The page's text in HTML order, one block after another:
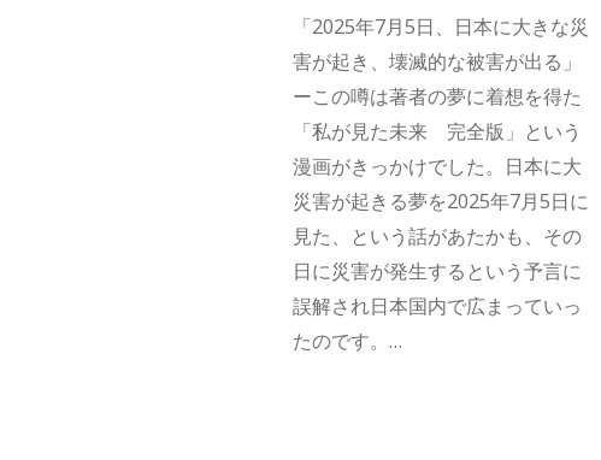
「2025年7月5日、日本に大きな災
害が起き、壊滅的な被害が出る」
ーこの噂は著者の夢に着想を得た
「私が見た未来　完全版」という
漫画がきっかけでした。日本に大
災害が起きる夢を2025年7月5日に
見た、という話があたかも、その
日に災害が発生するという予言に
誤解され日本国内で広まっていっ
たのです。